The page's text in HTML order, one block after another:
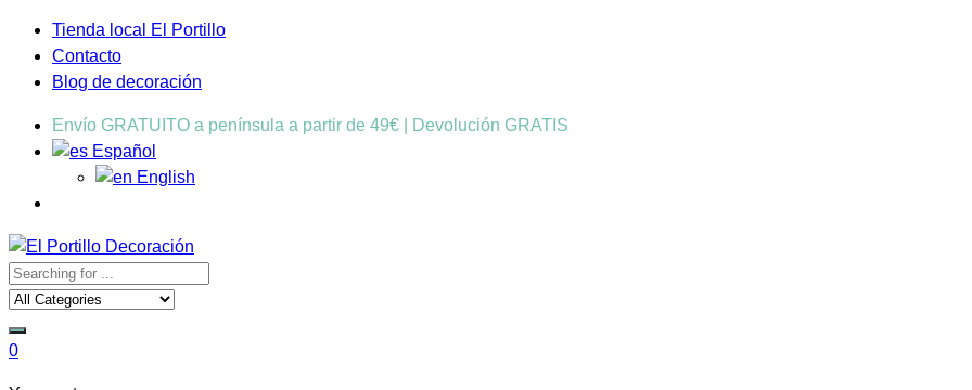
Tienda local El Portillo
Contacto
Blog de decoración
Envío GRATUITO a península a partir de 49€ | Devolución GRATIS
Español
English
0